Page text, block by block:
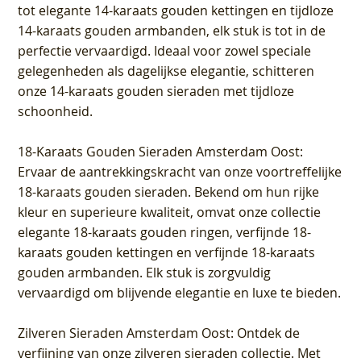
tot elegante 14-karaats gouden kettingen en tijdloze
14-karaats gouden armbanden, elk stuk is tot in de
perfectie vervaardigd. Ideaal voor zowel speciale
gelegenheden als dagelijkse elegantie, schitteren
onze 14-karaats gouden sieraden met tijdloze
schoonheid.
18-Karaats Gouden Sieraden Amsterdam Oost:
Ervaar de aantrekkingskracht van onze voortreffelijke
18-karaats gouden sieraden. Bekend om hun rijke
kleur en superieure kwaliteit, omvat onze collectie
elegante 18-karaats gouden ringen, verfijnde 18-
karaats gouden kettingen en verfijnde 18-karaats
gouden armbanden. Elk stuk is zorgvuldig
vervaardigd om blijvende elegantie en luxe te bieden.
Zilveren Sieraden Amsterdam Oost: Ontdek de
verfijning van onze zilveren sieraden collectie. Met